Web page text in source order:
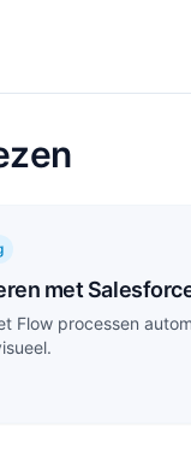
met
Flow processen